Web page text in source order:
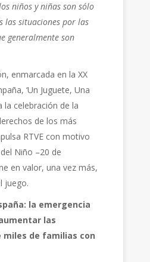
niños y niñas son sólo
las situaciones por las
generalmente son
enmarcada en la XX
‘Un Juguete, Una
la celebración de la
de los más
RTVE con motivo
Niño –20 de
en valor, una vez más,
juego.
la emergencia
las
miles de familias con